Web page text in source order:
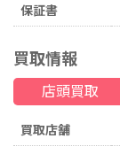
保証書
買取情報
店頭買取
買取店舗